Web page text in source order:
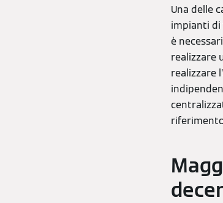
Una delle
impianti di
è
realizzare
realizzare